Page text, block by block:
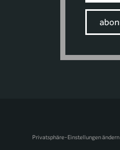
Privatsphäre-Einstellungen ändern